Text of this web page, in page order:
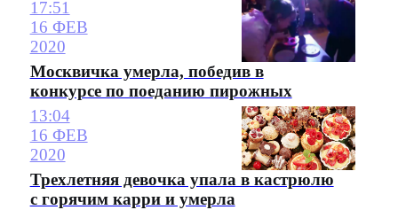
17:51
16 ФЕВ
2020
Москвичка умерла, победив в
конкурсе по поеданию пирожных
13:04
16 ФЕВ
2020
Трехлетняя девочка упала в кастрюлю
с горячим карри и умерла